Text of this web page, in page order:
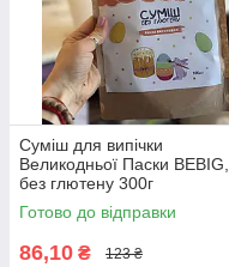
Суміш для випічки
Великодньої Паски BEBIG,
без глютену 300г
Готово до відправки
86,10 ₴ 123 ₴